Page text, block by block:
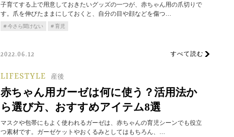
子育てする上で用意しておきたいグッズの一つが、赤ちゃん用の爪切りで
す。爪を伸びたままにしておくと、自分の目や顔などを傷つ…
今さら聞けない 育児
2022.06.12 すべて読む
LIFESTYLE 産後
赤ちゃん用ガーゼは何に使う？活用法か
ら選び方、おすすめアイテム8選
マスクや包帯にもよく使われるガーゼは、赤ちゃんの育児シーンでも役立
つ素材です。ガーゼケットやおくるみとしてはもちろん、…